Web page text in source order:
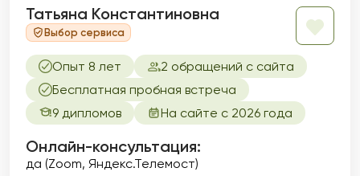
Татьяна Константиновна
Выбор сервиса
Опыт 8 лет
2 обращений с сайта
Бесплатная пробная встреча
9 дипломов
На сайте с 2026 года
Онлайн-консультация:
да (Zoom, Яндекс.Телемост)